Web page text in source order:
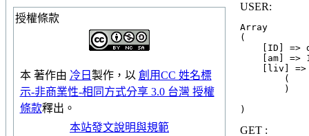
授權條款
本 著作由 冷日 製作，以 創用CC 姓名標
示-非商業性-相同方式分享 3.0 台灣 授權
條款釋出。
本站發文說明與規範
USER:
Array
(
[ID] =>
[am] =>
[liv] =>
        (
        )
GET :